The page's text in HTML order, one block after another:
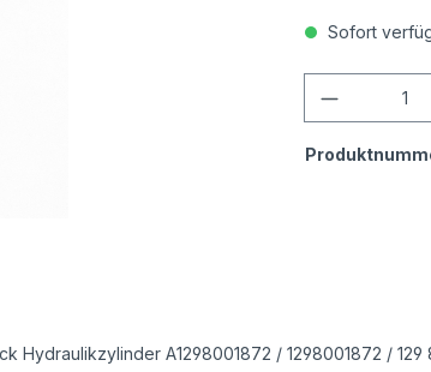
Sofort
A1298001872 / 1298001872 /